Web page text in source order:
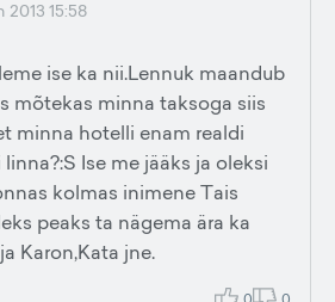
2013 15:58
ise ka nii.Lennuk maandub
mõtekas minna taksoga siis
minna hotelli enam realdi
Ise me jääks ja oleksi
kolmas inimene Tais
peaks ta nägema ära ka
Karon,Kata jne.